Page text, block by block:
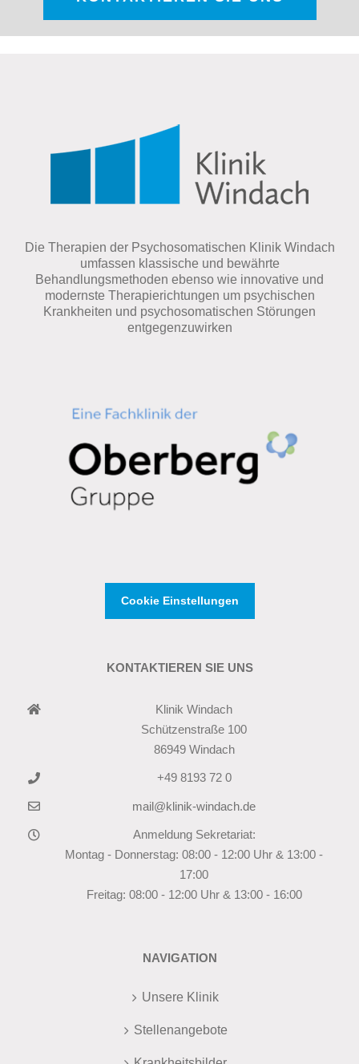
Die Therapien der Psychosomatischen Klinik Windach
umfassen klassische und bewährte
Behandlungsmethoden ebenso wie innovative und
modernste Therapierichtungen um psychischen
Krankheiten und psychosomatischen Störungen
entgegenzuwirken
Cookie Einstellungen
KONTAKTIEREN SIE UNS
Klinik Windach
Schützenstraße 100
86949 Windach
+49 8193 72 0
mail@klinik-windach.de
Anmeldung Sekretariat:
Montag - Donnerstag: 08:00 - 12:00 Uhr & 13:00 -
17:00
Freitag: 08:00 - 12:00 Uhr & 13:00 - 16:00
NAVIGATION
Unsere Klinik
Stellenangebote